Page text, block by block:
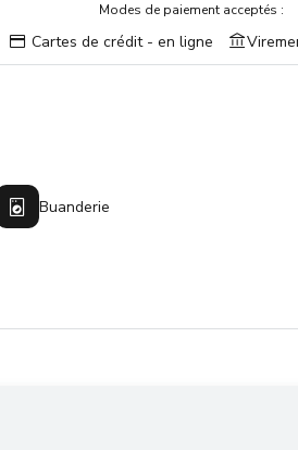
Modes de paiement acceptés :
Cartes de crédit - en ligne
Buanderie